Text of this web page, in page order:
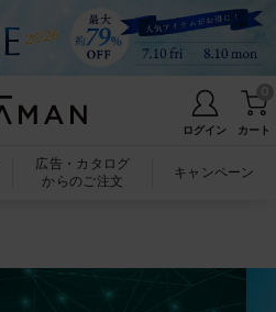
ログイン カート
広告・カタログ
からのご注文
キャンペーン